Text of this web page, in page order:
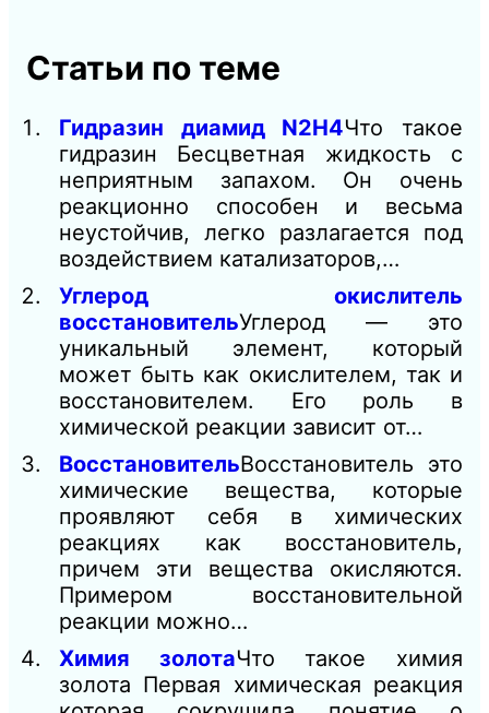
Статьи по теме
Гидразин диамид N2H4Что такое
гидразин Бесцветная жидкость с
неприятным запахом. Он очень
реакционно способен и весьма
неустойчив, легко разлагается под
воздействием катализаторов,…
Углерод окислитель
восстановительУглерод — это
уникальный элемент, который
может быть как окислителем, так и
восстановителем. Его роль в
химической реакции зависит от…
ВосстановительВосстановитель это
химические вещества, которые
проявляют себя в химических
реакциях как восстановитель,
причем эти вещества окисляются.
Примером восстановительной
реакции можно…
Химия золотаЧто такое химия
золота Первая химическая реакция